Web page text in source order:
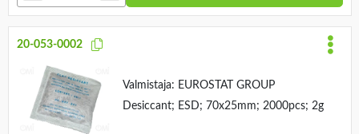
20-053-0002
Valmistaja: EUROSTAT GROUP
Desiccant; ESD; 70x25mm; 2000pcs; 2g